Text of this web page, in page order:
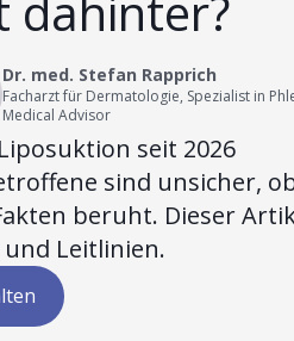
Dr. med. Stefan Rapprich
Facharzt für Dermatologie, Spezialist in
Medical Advisor
seit 2026
sind unsicher,
beruht. Dieser
Leitlinien.